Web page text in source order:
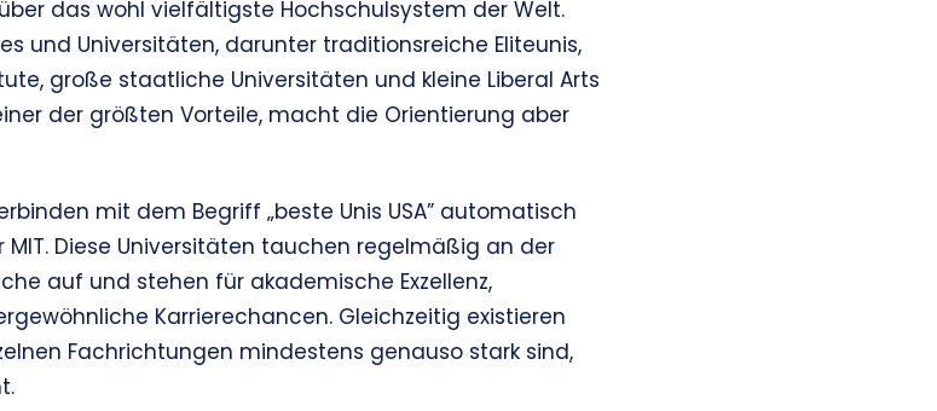
das wohl vielfältigste Hochschulsystem der Welt.
und Universitäten, darunter traditionsreiche Eliteunis,
große staatliche Universitäten und kleine Liberal Arts
der größten Vorteile, macht die Orientierung aber
mit dem Begriff „beste Unis USA” automatisch
Diese Universitäten tauchen regelmäßig an der
auf und stehen für akademische Exzellenz,
Karrierechancen. Gleichzeitig existieren
Fachrichtungen mindestens genauso stark sind,